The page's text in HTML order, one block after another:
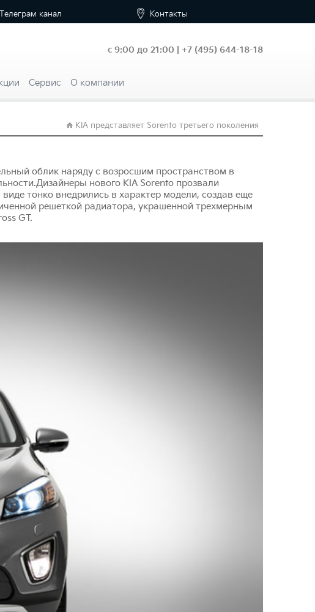
Телеграм канал Контакты
с 9:00 до 21:00 | +7 (495) 644-18-18
Сервис О компании
KIA представляет Sorento третьего поколения
облик наряду с возросшим пространством в
нового KIA Sorento прозвали
тонко внедрились в характер модели, создав еще
решеткой радиатора, украшенной трехмерным
GT.